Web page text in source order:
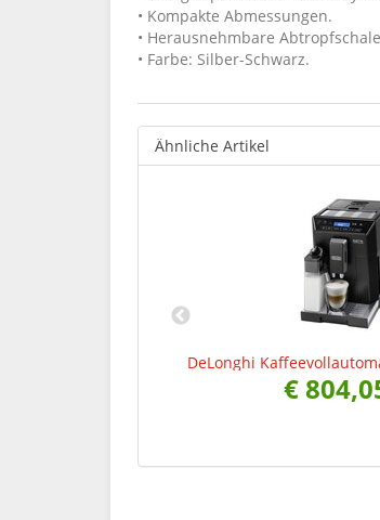
• Kompakte Abmessungen.
• Herausnehmbare
• Farbe: Silber-Schwarz.
Ähnliche Artikel
DeLonghi
€